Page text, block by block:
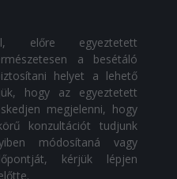
előre egyeztetett
a besétáló
helyet a lehető
hogy az egyeztetett
megjelenni, hogy
konzultációt tudjunk
módosítaná vagy
kérjük lépjen